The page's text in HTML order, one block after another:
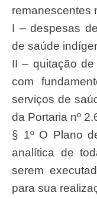
remanescentes
I – despesas
de saúde
II – quitação
com
serviços de
da Portaria nº
§ 1º O Plano
analítica de
serem
para sua